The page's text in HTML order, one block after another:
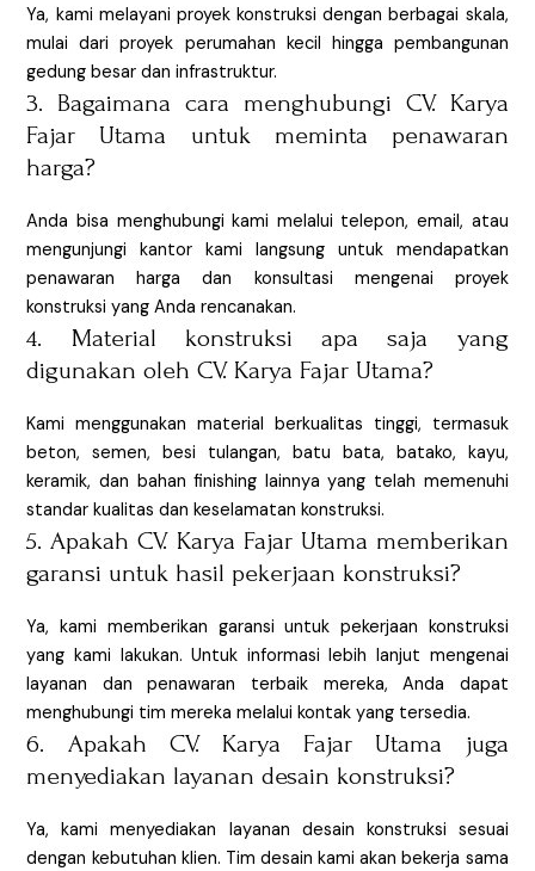
Ya, kami melayani proyek konstruksi dengan berbagai skala,
mulai dari proyek perumahan kecil hingga pembangunan
gedung besar dan infrastruktur.
3. Bagaimana cara menghubungi CV. Karya
Fajar Utama untuk meminta penawaran
harga?
Anda bisa menghubungi kami melalui telepon, email, atau
mengunjungi kantor kami langsung untuk mendapatkan
penawaran harga dan konsultasi mengenai proyek
konstruksi yang Anda rencanakan.
4. Material konstruksi apa saja yang
digunakan oleh CV. Karya Fajar Utama?
Kami menggunakan material berkualitas tinggi, termasuk
beton, semen, besi tulangan, batu bata, batako, kayu,
keramik, dan bahan finishing lainnya yang telah memenuhi
standar kualitas dan keselamatan konstruksi.
5. Apakah CV. Karya Fajar Utama memberikan
garansi untuk hasil pekerjaan konstruksi?
Ya, kami memberikan garansi untuk pekerjaan konstruksi
yang kami lakukan. Untuk informasi lebih lanjut mengenai
layanan dan penawaran terbaik mereka, Anda dapat
menghubungi tim mereka melalui kontak yang tersedia.
6. Apakah CV. Karya Fajar Utama juga
menyediakan layanan desain konstruksi?
Ya, kami menyediakan layanan desain konstruksi sesuai
dengan kebutuhan klien. Tim desain kami akan bekerja sama